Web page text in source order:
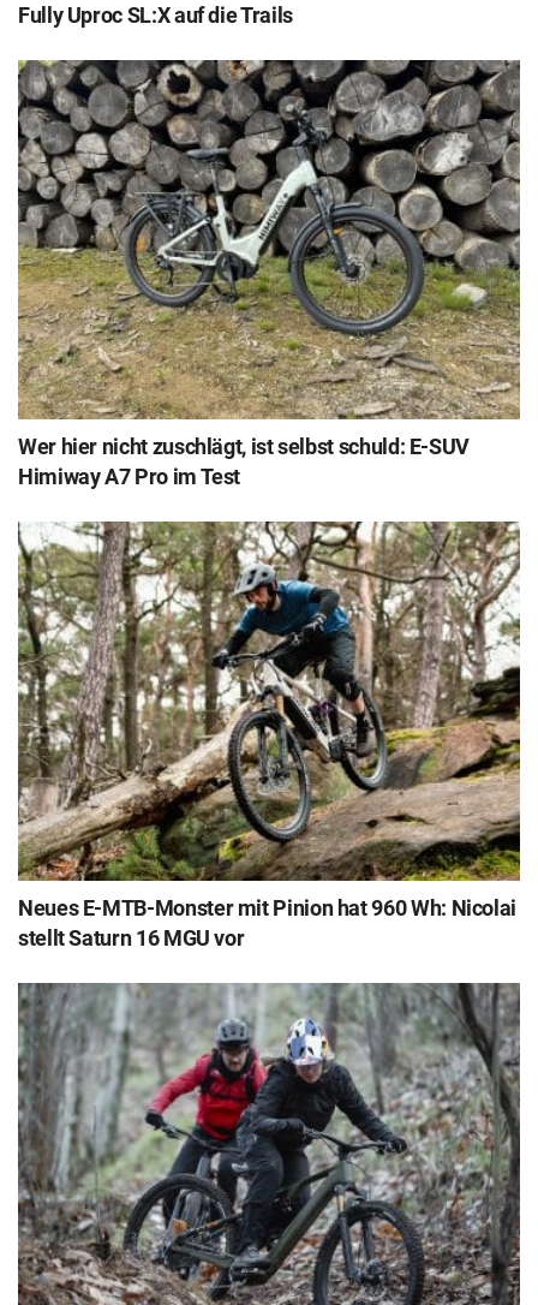
Fully Uproc SL:X auf die Trails
Wer hier nicht zuschlägt, ist selbst schuld: E-SUV
Himiway A7 Pro im Test
Neues E-MTB-Monster mit Pinion hat 960 Wh: Nicolai
stellt Saturn 16 MGU vor